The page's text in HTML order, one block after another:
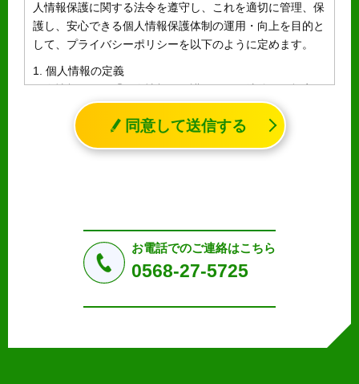
人情報保護に関する法令を遵守し、これを適切に管理、保
護し、安心できる個人情報保護体制の運用・向上を目的と
して、プライバシーポリシーを以下のように定めます。
1. 個人情報の定義
個人情報とは、「個人情報の保護に関する法律」に規定さ
れる生存する個人に関する情報であって、氏名、生年月日
その他の記述等により特定の個人を識別することができる
情報（個人識別情報）を指します。
a.応募者等からのお問い合わせに対応・管理するため
b.本ウェブサイトにおけるサービスの提供・運用のため
3. プライバシー尊重
同意して送信する
お電話でのご連絡はこちら
0568-27-5725